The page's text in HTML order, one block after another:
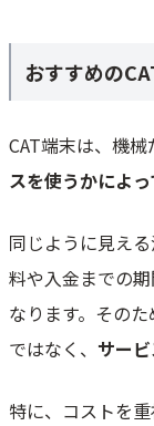
おすすめの
CAT端末は、機械
スを使うかによ
同じように見え
料や入金までの
なります。その
ではなく、 サー
特に、コストを